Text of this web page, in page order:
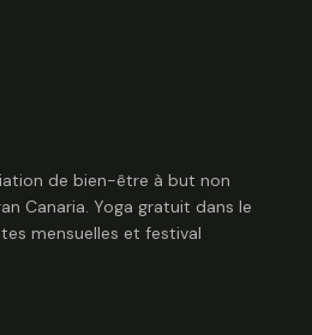
de bien-être à but non
Canaria. Yoga gratuit dans le
mensuelles et festival